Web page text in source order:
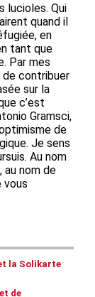
lucioles. Qui
quand il
en
tant que
Par mes
contribuer
sur la
c’est
Gramsci,
de
Je sens
Au nom
nom de
vous